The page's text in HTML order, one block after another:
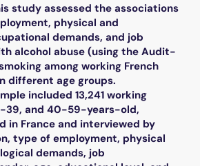
study assessed the associations
physical and
demands, and job
alcohol abuse (using the Audit-
among working French
different age groups.
included 13,241 working
39, and 40-59-years-old,
in France and interviewed by
type of employment, physical
demands, job